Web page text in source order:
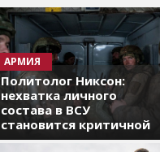
АРМИЯ
Политолог Никсон:
нехватка личного
состава в ВСУ
становится критичной